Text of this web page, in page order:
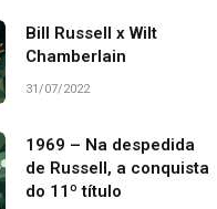
Bill Russell x Wilt
Chamberlain
31/07/2022
1969 – Na despedida
de Russell, a conquista
do 11º título